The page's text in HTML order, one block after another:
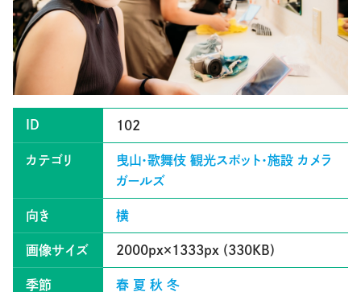
ID 102
カテゴリ 曳山・歌舞伎 観光スポット・施設 カメラ
ガールズ
向き 横
画像サイズ 2000px×1333px (330KB)
季節 春 夏 秋 冬